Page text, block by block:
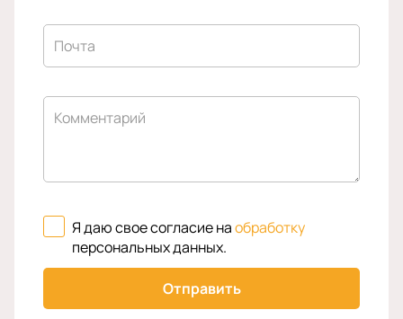
Почта
Комментарий
Я даю свое согласие наобработку
персональных данных.
Отправить